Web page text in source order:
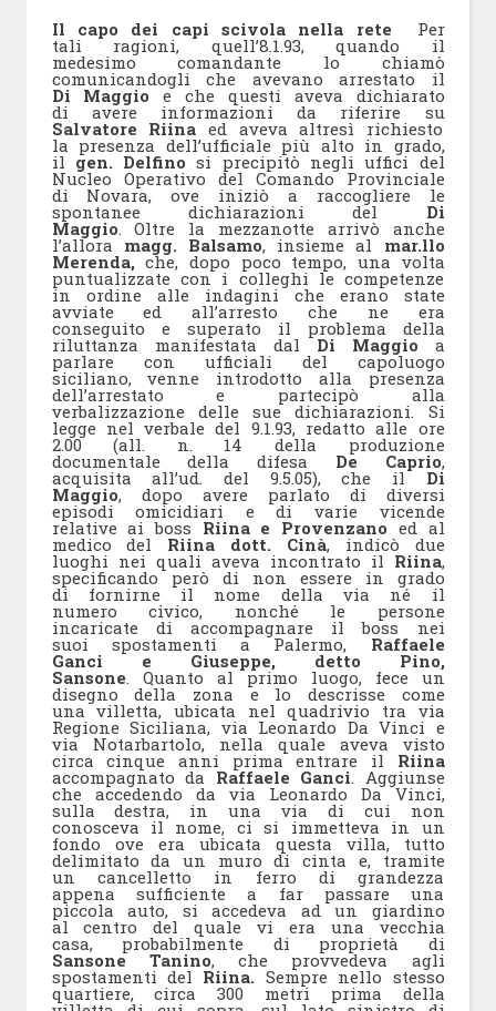
Il capo dei capi scivola nella rete Per
tali ragioni, quell’8.1.93, quando il
medesimo comandante lo chiamò
comunicandogli che avevano arrestato il
Di Maggio e che questi aveva dichiarato
di avere informazioni da riferire su
Salvatore Riina ed aveva altresì richiesto
la presenza dell’ufficiale più alto in grado,
il gen. Delfino si precipitò negli uffici del
Nucleo Operativo del Comando Provinciale
di Novara, ove iniziò a raccogliere le
spontanee dichiarazioni del Di
Maggio. Oltre la mezzanotte arrivò anche
l’allora magg. Balsamo, insieme al mar.llo
Merenda,che, dopo poco tempo, una volta
puntualizzate con i colleghi le competenze
in ordine alle indagini che erano state
avviate ed all’arresto che ne era
conseguito e superato il problema della
riluttanza manifestata dal Di Maggio a
parlare con ufficiali del capoluogo
siciliano, venne introdotto alla presenza
dell’arrestato e partecipò alla
verbalizzazione delle sue dichiarazioni. Si
legge nel verbale del 9.1.93, redatto alle ore
2.00 (all. n. 14 della produzione
documentale della difesa De Caprio,
acquisita all’ud. del 9.5.05), che il Di
Maggio, dopo avere parlato di diversi
episodi omicidiari e di varie vicende
relative ai boss Riina e Provenzano ed al
medico del Riina dott. Cinà, indicò due
luoghi nei quali aveva incontrato il Riina,
specificando però di non essere in grado
di fornirne il nome della via né il
numero civico, nonché le persone
incaricate di accompagnare il boss nei
suoi spostamenti a Palermo, Raffaele
Ganci e Giuseppe, detto Pino,
Sansone. Quanto al primo luogo, fece un
disegno della zona e lo descrisse come
una villetta, ubicata nel quadrivio tra via
Regione Siciliana, via Leonardo Da Vinci e
via Notarbartolo, nella quale aveva visto
circa cinque anni prima entrare il Riina
accompagnato da Raffaele Ganci. Aggiunse
che accedendo da via Leonardo Da Vinci,
sulla destra, in una via di cui non
conosceva il nome, ci si immetteva in un
fondo ove era ubicata questa villa, tutto
delimitato da un muro di cinta e, tramite
un cancelletto in ferro di grandezza
appena sufficiente a far passare una
piccola auto, si accedeva ad un giardino
al centro del quale vi era una vecchia
casa, probabilmente di proprietà di
Sansone Tanino, che provvedeva agli
spostamenti del Riina. Sempre nello stesso
quartiere, circa 300 metri prima della